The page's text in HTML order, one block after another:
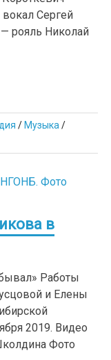
Сергей
рояль Николай
/ Музыка/
в
Работы
и Елены
2019. Видео
Фото